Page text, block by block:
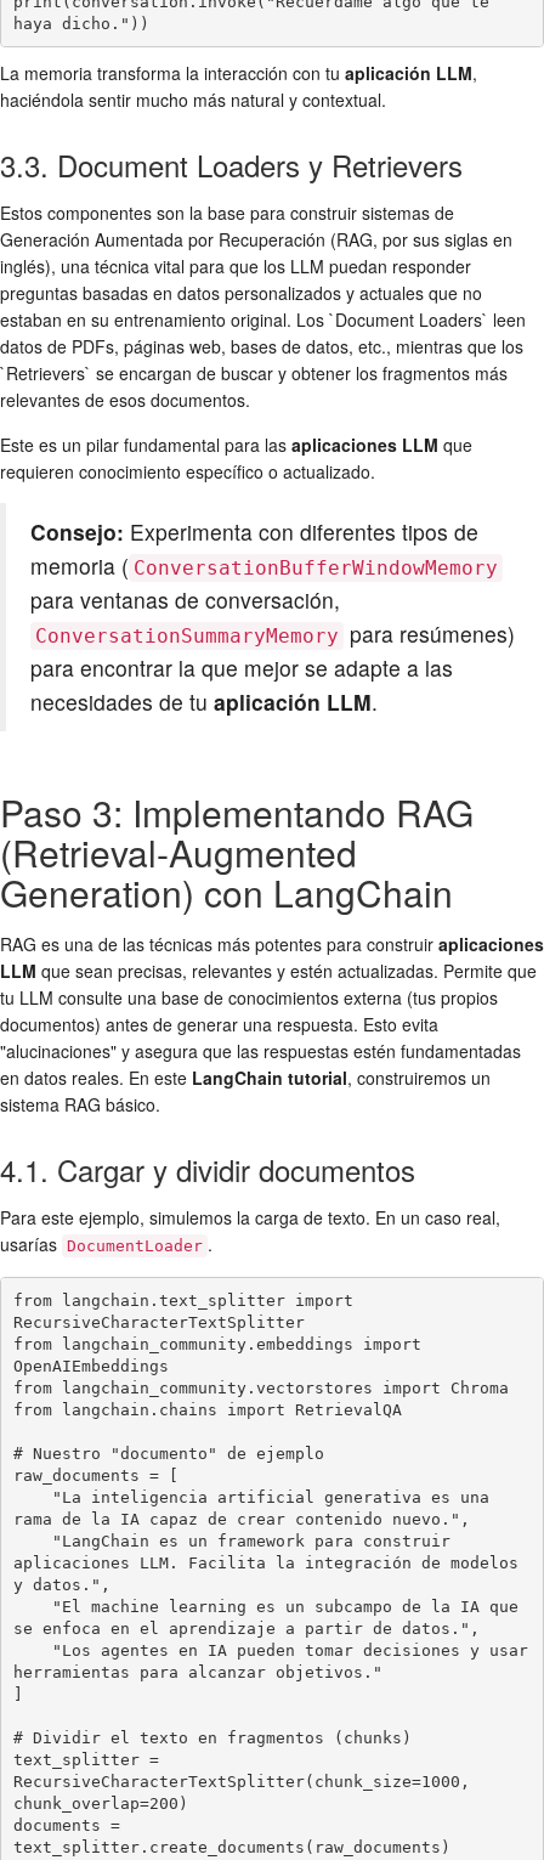
haya dicho."))
La memoria transforma la interacción con tu aplicación LLM,
haciéndola sentir mucho más natural y contextual.
3.3. Document Loaders y Retrievers
Estos componentes son la base para construir sistemas de
Generación Aumentada por Recuperación (RAG, por sus siglas en
inglés), una técnica vital para que los LLM puedan responder
preguntas basadas en datos personalizados y actuales que no
estaban en su entrenamiento original. Los `Document Loaders` leen
datos de PDFs, páginas web, bases de datos, etc., mientras que los
`Retrievers` se encargan de buscar y obtener los fragmentos más
relevantes de esos documentos.
Este es un pilar fundamental para las aplicaciones LLM que
requieren conocimiento específico o actualizado.
Consejo: Experimenta con diferentes tipos de
memoria ( ConversationBufferWindowMemory
para ventanas de conversación,
ConversationSummaryMemory para resúmenes)
para encontrar la que mejor se adapte a las
necesidades de tu aplicación LLM.
Paso 3: Implementando RAG
(Retrieval-Augmented
Generation) con LangChain
RAG es una de las técnicas más potentes para construir aplicaciones
LLM que sean precisas, relevantes y estén actualizadas. Permite que
tu LLM consulte una base de conocimientos externa (tus propios
documentos) antes de generar una respuesta. Esto evita
"alucinaciones" y asegura que las respuestas estén fundamentadas
en datos reales. En este LangChain tutorial, construiremos un
sistema RAG básico.
4.1. Cargar y dividir documentos
Para este ejemplo, simulemos la carga de texto. En un caso real,
usarías DocumentLoader .
from langchain.text_splitter import
RecursiveCharacterTextSplitter
from langchain_community.embeddings import
OpenAIEmbeddings
from langchain_community.vectorstores import Chroma
from langchain.chains import RetrievalQA
# Nuestro "documento" de ejemplo
raw_documents = [
rama de la IA capaz de crear contenido nuevo.",
aplicaciones LLM. Facilita la integración de modelos
y datos.",
se enfoca en el aprendizaje a partir de datos.",
herramientas para alcanzar objetivos."
# Dividir el texto en fragmentos (chunks)
text_splitter =
RecursiveCharacterTextSplitter(chunk_size=1000,
chunk_overlap=200)
documents =
text_splitter.create_documents(raw_documents)